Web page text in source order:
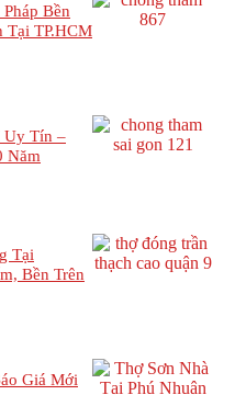
Bền
Tại TP.HCM
Uy Tín –
Năm
Tại
Bền Trên
Giá Mới